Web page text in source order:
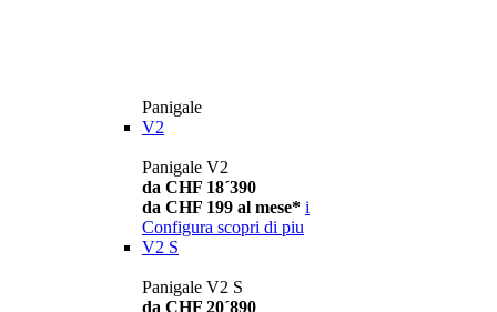
Panigale
V2
Panigale V2
da CHF 18´390
da CHF 199 al mese* i
Configura scopri di piu
V2 S
Panigale V2 S
da CHF 20´890